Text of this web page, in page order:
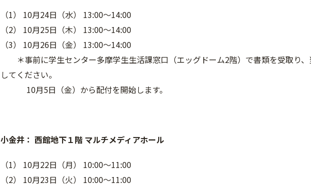
（1） 10月24日（水） 13:00～14:00
（2） 10月25日（木） 13:00～14:00
（3） 10月26日（金） 13:00～14:00
＊事前に学生センター多摩学生生活課窓口（エッグドーム2階）で書類を受取り、
してください。
10月5日（金）から配付を開始します。
小金井： 西館地下１階 マルチメディアホール
（1） 10月22日（月） 10:00～11:00
（2） 10月23日（火） 10:00～11:00